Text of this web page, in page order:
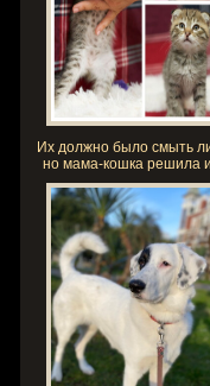
Их должно было смыть
но мама-кошка решила